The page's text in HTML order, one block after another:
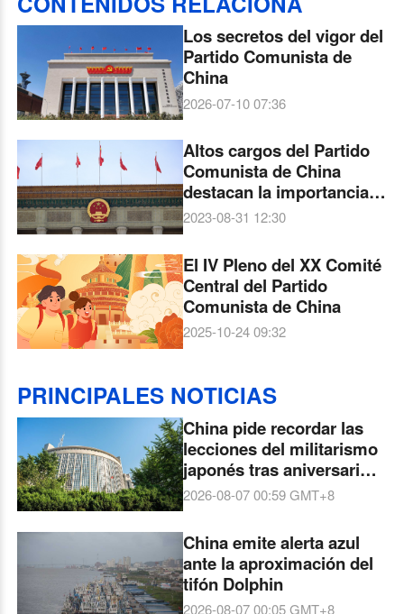
Los secretos del vigor del
Partido Comunista de
China
2026-07-10 07:36
Altos cargos del Partido
Comunista de China
destacan la importancia
de la formación de los
2023-08-31 12:30
El IV Pleno del XX Comité
Central del Partido
Comunista de China
2025-10-24 09:32
PRINCIPALES NOTICIAS
China pide recordar las
lecciones del militarismo
japonés tras aniversario
de Hiroshima
2026-08-07 00:59GMT+8
China emite alerta azul
ante la aproximación del
tifón Dolphin
2026-08-07 00:05GMT+8